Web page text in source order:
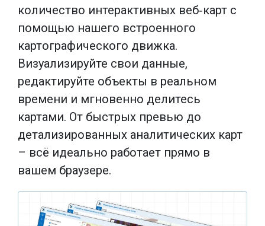
количество интерактивных веб‑карт с
помощью нашего встроенного
картографического движка.
Визуализируйте свои данные,
редактируйте объекты в реальном
времени и мгновенно делитесь
картами. От быстрых превью до
детализированных аналитических карт
– всё идеально работает прямо в
вашем браузере.